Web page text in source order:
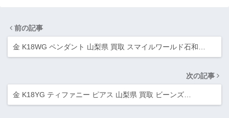
前の記事
金 K18WG ペンダント 山梨県 買取 スマイルワールド石和…
次の記事
金 K18YG ティファニー ピアス 山梨県 買取 ビーンズ…